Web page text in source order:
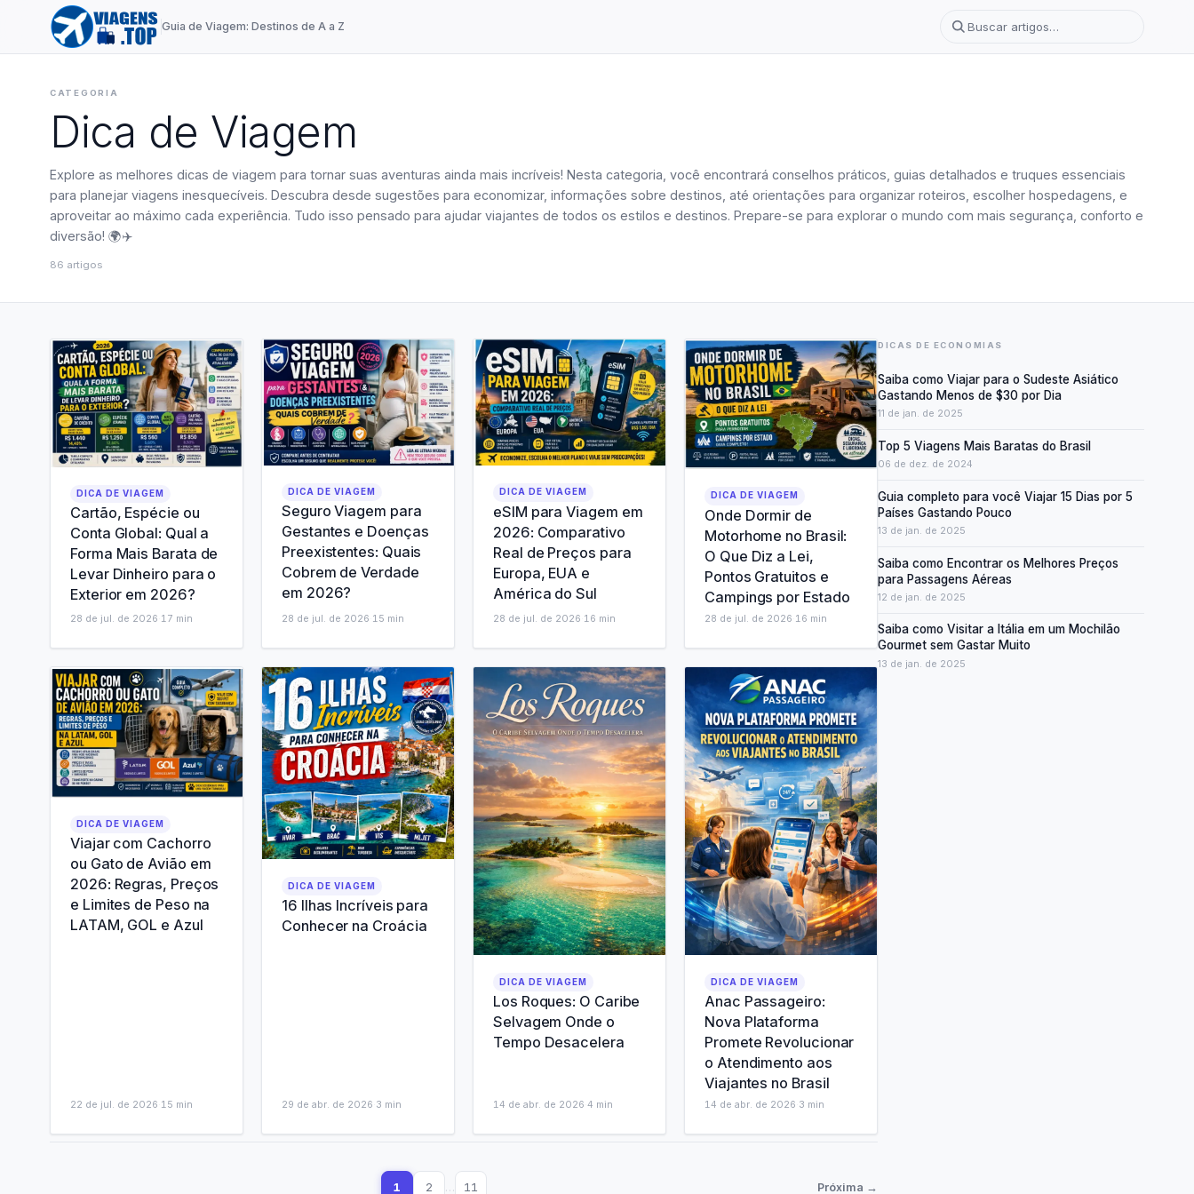
Guia de Viagem: Destinos de A a Z
CATEGORIA
Dica de Viagem
Explore as melhores dicas de viagem para tornar suas aventuras ainda mais incríveis! Nesta categoria, você encontrará conselhos práticos, guias detalhados e truques essenciais
para planejar viagens inesquecíveis. Descubra desde sugestões para economizar, informações sobre destinos, até orientações para organizar roteiros, escolher hospedagens, e
aproveitar ao máximo cada experiência. Tudo isso pensado para ajudar viajantes de todos os estilos e destinos. Prepare-se para explorar o mundo com mais segurança, conforto e
diversão! 🌍✈️
86 artigos
DICA DE VIAGEM
Cartão, Espécie ou
Conta Global: Qual a
Forma Mais Barata de
Levar Dinheiro para o
Exterior em 2026?
28 de jul. de 2026 17 min
DICA DE VIAGEM
Seguro Viagem para
Gestantes e Doenças
Preexistentes: Quais
Cobrem de Verdade
em 2026?
28 de jul. de 2026 15 min
DICA DE VIAGEM
eSIM para Viagem em
2026: Comparativo
Real de Preços para
Europa, EUA e
América do Sul
28 de jul. de 2026 16 min
DICA DE VIAGEM
Onde Dormir de
Motorhome no Brasil:
O Que Diz a Lei,
Pontos Gratuitos e
Campings por Estado
28 de jul. de 2026 16 min
DICA DE VIAGEM
Viajar com Cachorro
ou Gato de Avião em
2026: Regras, Preços
e Limites de Peso na
LATAM, GOL e Azul
22 de jul. de 2026 15 min
DICA DE VIAGEM
16 Ilhas Incríveis para
Conhecer na Croácia
29 de abr. de 2026 3 min
DICA DE VIAGEM
Los Roques: O Caribe
Selvagem Onde o
Tempo Desacelera
14 de abr. de 2026 4 min
DICA DE VIAGEM
Anac Passageiro:
Nova Plataforma
Promete Revolucionar
o Atendimento aos
Viajantes no Brasil
14 de abr. de 2026 3 min
1 2 … 11 Próxima →
DICAS DE ECONOMIAS
Saiba como Viajar para o Sudeste Asiático
Gastando Menos de $30 por Dia
11 de jan. de 2025
Top 5 Viagens Mais Baratas do Brasil
06 de dez. de 2024
Guia completo para você Viajar 15 Dias por 5
Países Gastando Pouco
13 de jan. de 2025
Saiba como Encontrar os Melhores Preços
para Passagens Aéreas
12 de jan. de 2025
Saiba como Visitar a Itália em um Mochilão
Gourmet sem Gastar Muito
13 de jan. de 2025